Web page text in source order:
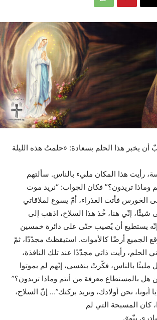
أن يخبر هذا الحلم بسعادة: «حلمتُ هذه الليلة
رأيت هذا المكان مليء بالناس. سألتهم
تريدون؟” فكان الجواب: “نريد موت
الخورس فأتت العذراء، أمّ يسوع لملاقاتي
إنّي هنا، خُذ هذا السلاح، اذهب إلى
إنّه يستطيع أن يُصيب حتّى على دائرة خمسين
الجميع أرضًا كالأموات. استيقظتُ مجدّدًا، ثمّ
الحلم، رأيت ذاتي مجدّدًا عند تلك النافذة،
مليئًا بالناس، فكّرتُ بنفسي، إنّهم لم يموتوا
بالمستطاع معرفة من أنتم وماذا تريدون؟”
أبونا، نحن أولادك، ونريد بركتك”… إنّ السلاح،
كان المسبحة التي لم
بيّو».